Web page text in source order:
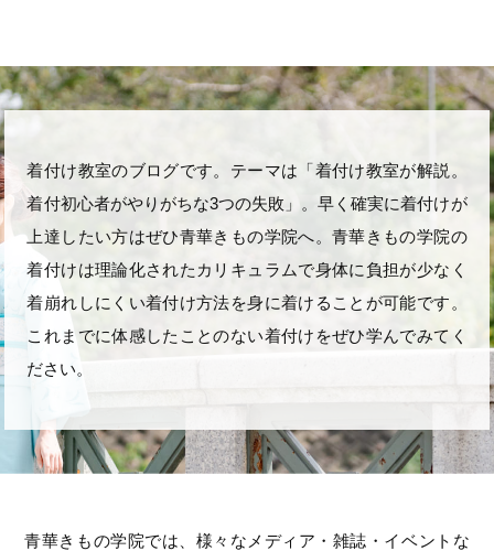
着付け教室のブログです。テーマは「着付け教室が解説。
着付初心者がやりがちな3つの失敗」。早く確実に着付けが
上達したい方はぜひ青華きもの学院へ。青華きもの学院の
着付けは理論化されたカリキュラムで身体に負担が少なく
着崩れしにくい着付け方法を身に着けることが可能です。
これまでに体感したことのない着付けをぜひ学んでみてく
ださい。
青華きもの学院では、様々なメディア・雑誌・イベントな